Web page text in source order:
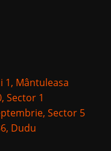
1, Mântuleasa
Sector 1
Sector 5
Dudu